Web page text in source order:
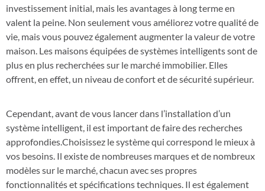
investissement initial, mais les avantages à long terme en
valent la peine. Non seulement vous améliorez votre qualité de
vie, mais vous pouvez également augmenter la valeur de votre
maison. Les maisons équipées de systèmes intelligents sont de
plus en plus recherchées sur le marché immobilier. Elles
offrent, en effet, un niveau de confort et de sécurité supérieur.
Cependant, avant de vous lancer dans l’installation d’un
système intelligent, il est important de faire des recherches
approfondies.Choisissez le système qui correspond le mieux à
vos besoins. Il existe de nombreuses marques et de nombreux
modèles sur le marché, chacun avec ses propres
fonctionnalités et spécifications techniques. Il est également